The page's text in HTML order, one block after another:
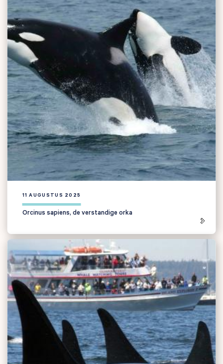
11 AUGUSTUS 2025
Orcinus sapiens, de verstandige orka